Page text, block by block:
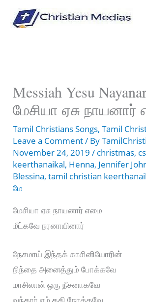
Messiah Yesu
மேசியா ஏசு
Tamil Christians Songs,Tamil
Leave a Comment/ By
November 24, 2019/ christmas,
keerthanaikal, Henna, Jennifer
Blessina,tamil christian
மே
மேசியா ஏசு நாயனார் எமை
மீட்கவே நரனாயினார்
நேசமாய் இந்தக் காசினியோரின்
நிந்தை அனைத்தும் போக்கவே
மாசிலான் ஒரு நீசனாகவே
வந்தார் எம் கதி நோக்கவே